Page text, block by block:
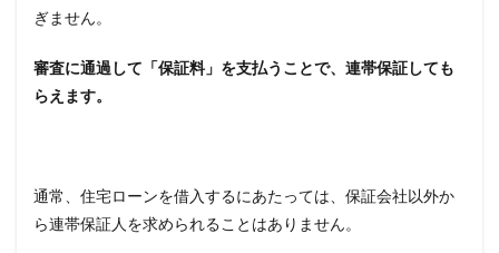
ぎません。
審査に通過して「保証料」を支払うことで、連帯保証しても
らえます。
通常、住宅ローンを借入するにあたっては、保証会社以外か
ら連帯保証人を求められることはありません。